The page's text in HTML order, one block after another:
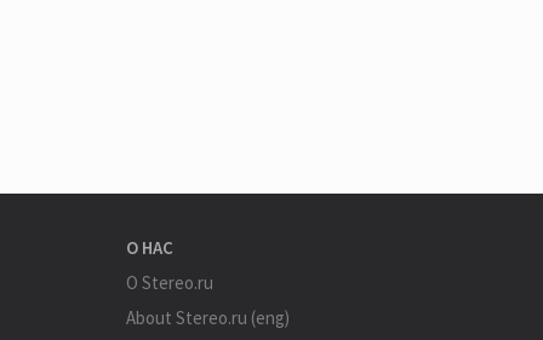
О НАС
О Stereo.ru
About Stereo.ru (eng)